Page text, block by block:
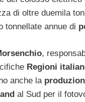
di oltre duemila
tonnellate annue di
,
Regioni
anche la
al Sud per il